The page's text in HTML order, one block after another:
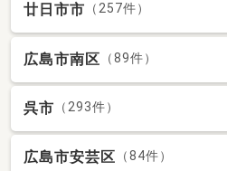
廿日市市 （257件）
広島市南区 （89件）
呉市 （293件）
広島市安芸区 （84件）